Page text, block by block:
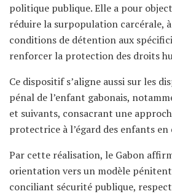
politique publique. Elle a pour
réduire la surpopulation carcérale,
conditions de détention aux
renforcer la protection des droits
Ce dispositif s’aligne aussi sur les
pénal de l’enfant gabonais,
et suivants, consacrant une
protectrice à l’égard des enfants
Par cette réalisation, le Gabon
orientation vers un modèle
conciliant sécurité publique,